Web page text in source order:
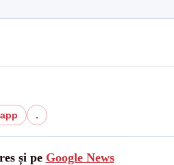
.
și pe Google News